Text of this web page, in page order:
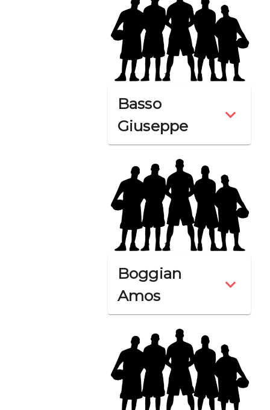
Basso
Giuseppe
Boggian
Amos